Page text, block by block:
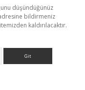
düşündüğünüz
bildirmeniz
kaldırılacaktır.